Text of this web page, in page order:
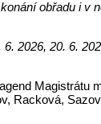
obřadu i
20. 6.
Magistrátu
Racková,